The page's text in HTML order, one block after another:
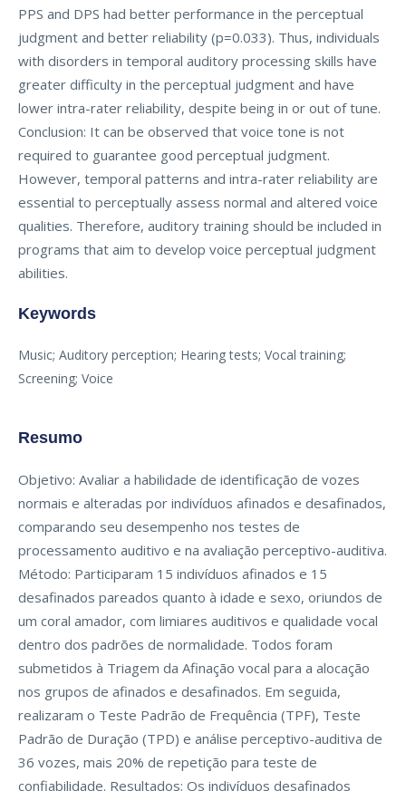
PPS and DPS had better performance in the perceptual
judgment and better reliability (p=0.033). Thus, individuals
with disorders in temporal auditory processing skills have
greater difficulty in the perceptual judgment and have
lower intra-rater reliability, despite being in or out of tune.
Conclusion: It can be observed that voice tone is not
required to guarantee good perceptual judgment.
However, temporal patterns and intra-rater reliability are
essential to perceptually assess normal and altered voice
qualities. Therefore, auditory training should be included in
programs that aim to develop voice perceptual judgment
abilities.
Keywords
Music; Auditory perception; Hearing tests; Vocal training;
Screening; Voice
Resumo
Objetivo: Avaliar a habilidade de identificação de vozes
normais e alteradas por indivíduos afinados e desafinados,
comparando seu desempenho nos testes de
processamento auditivo e na avaliação perceptivo-auditiva.
Método: Participaram 15 indivíduos afinados e 15
desafinados pareados quanto à idade e sexo, oriundos de
um coral amador, com limiares auditivos e qualidade vocal
dentro dos padrões de normalidade. Todos foram
submetidos à Triagem da Afinação vocal para a alocação
nos grupos de afinados e desafinados. Em seguida,
realizaram o Teste Padrão de Frequência (TPF), Teste
Padrão de Duração (TPD) e análise perceptivo-auditiva de
36 vozes, mais 20% de repetição para teste de
confiabilidade. Resultados: Os indivíduos desafinados